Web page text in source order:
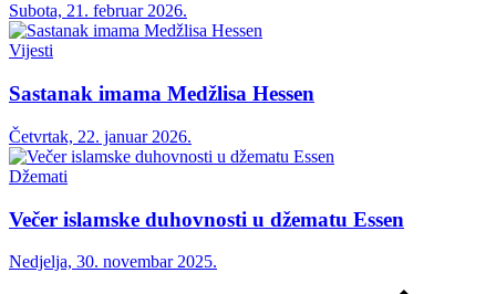
Subota, 21. februar 2026.
Vijesti
Sastanak imama Medžlisa Hessen
Četvrtak, 22. januar 2026.
Džemati
Večer islamske duhovnosti u džematu Essen
Nedjelja, 30. novembar 2025.